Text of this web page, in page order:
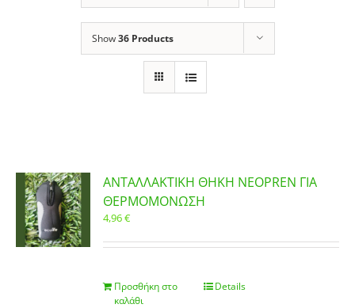
Show36 Products
ΑΝΤΑΛΛΑΚΤΙΚΗ ΘΗΚΗ NEOPREN ΓΙΑ
ΘΕΡΜΟΜΟΝΩΣΗ
4,96€
Προσθήκη στο
καλάθι
Details